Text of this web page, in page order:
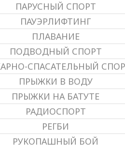
ПАРУСНЫЙ СПОРТ
ПАУЭРЛИФТИНГ
ПЛАВАНИЕ
ПОДВОДНЫЙ СПОРТ
СПАСАТЕЛЬНЫЙ
ПРЫЖКИ В ВОДУ
ПРЫЖКИ НА БАТУТЕ
РАДИОСПОРТ
РЕГБИ
РУКОПАШНЫЙ БОЙ